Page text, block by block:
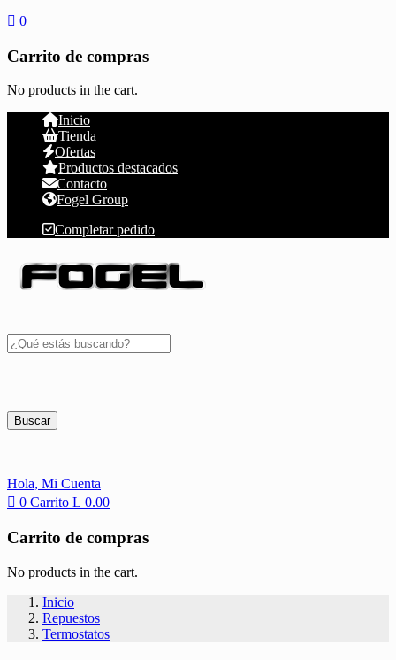
0
Carrito de compras
No products in the cart.
Inicio
Tienda
Ofertas
Productos destacados
Contacto
Fogel Group
Completar pedido
Buscar
Hola, Mi Cuenta
0 Carrito L 0.00
Carrito de compras
No products in the cart.
Inicio
Repuestos
Termostatos